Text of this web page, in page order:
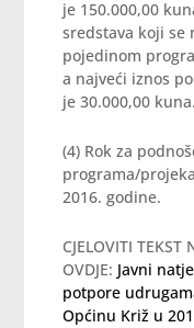
je 150.000,00
sredstava koji
pojedinom
a najveći iznos
je 30.000,00 kuna.
(4) Rok za
programa/
2016. godine.
CJELOVITI TEKST
OVDJE: Javni
potpore
Općinu Križ u